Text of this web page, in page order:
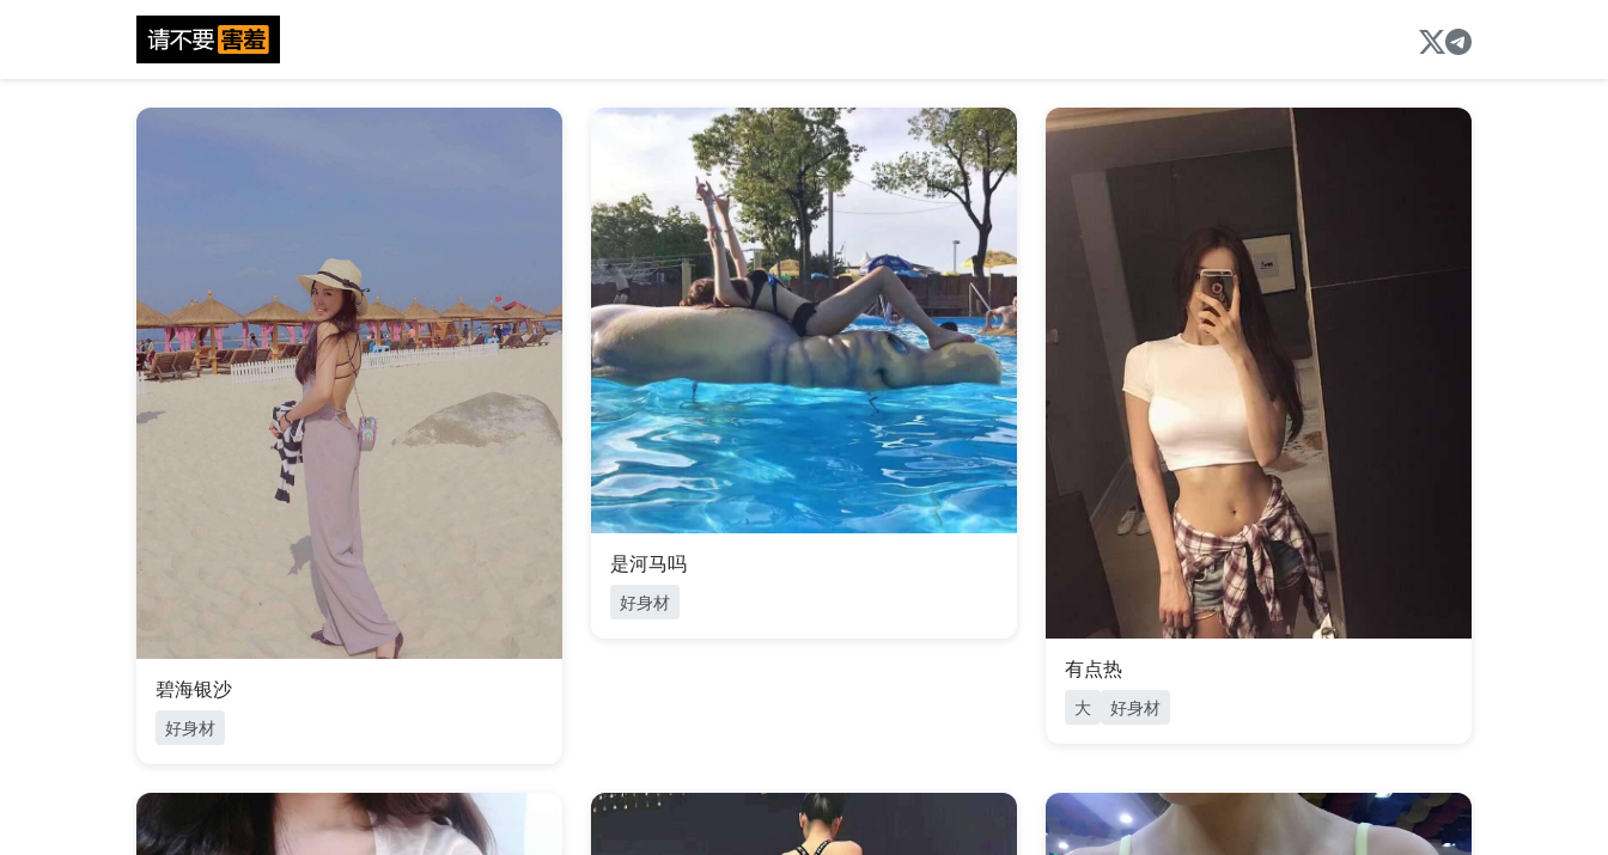
碧海银沙
好身材
是河马吗
好身材
有点热
大 好身材